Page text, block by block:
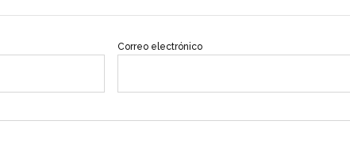
Correo electrónico